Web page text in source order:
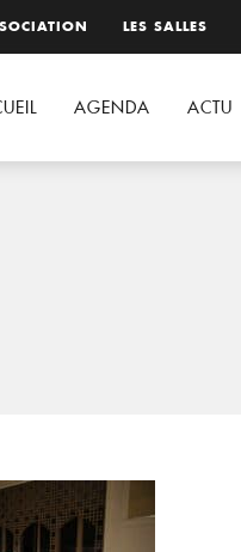
LES SALLES
AGENDA ACTU